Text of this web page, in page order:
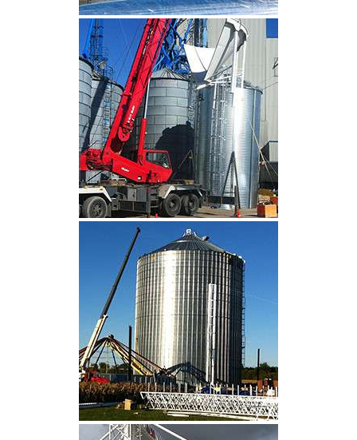
CLIQUEZ POUR AGRANDIR
CLIQUEZ POUR AGRANDIR
CLIQUEZ POUR AGRANDIR